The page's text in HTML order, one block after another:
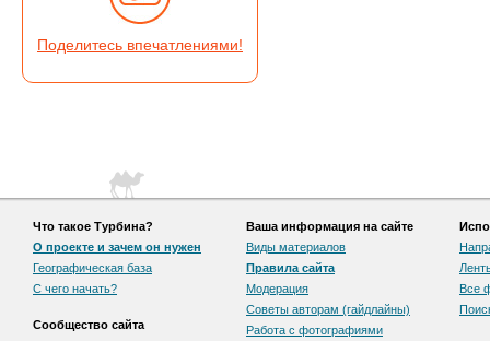
Поделитесь впечатлениями!
Что такое Турбина?
О проекте и зачем он нужен
Географическая база
С чего начать?
Сообщество сайта
Ваша информация на сайте
Виды материалов
Правила сайта
Модерация
Советы авторам (гайдлайны)
Работа с фотографиями
Все